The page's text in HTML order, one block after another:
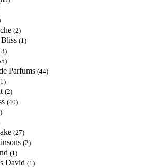
(2)
(1)
Parfums (44)
(2)
(40)
(27)
(2)
(1)
David (1)